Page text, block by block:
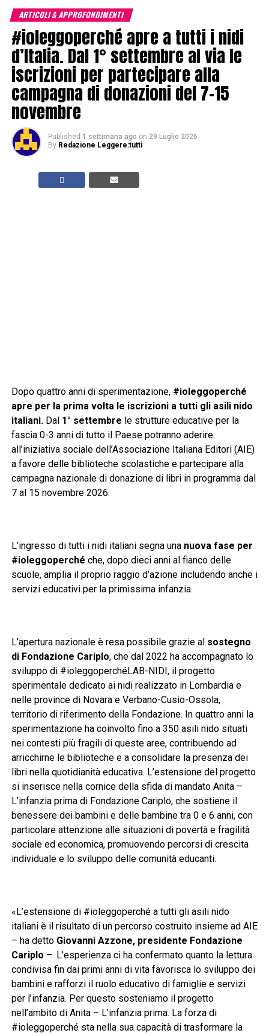
ARTICOLI & APPROFONDIMENTI
#ioleggoperché apre a tutti i nidi
d’Italia. Dal 1° settembre al via le
iscrizioni per partecipare alla
campagna di donazioni del 7-15
novembre
Published 1 settimana ago on 29 Luglio 2026
By Redazione Leggere:tutti
Dopo quattro anni di sperimentazione, #ioleggoperché
apre per la prima volta le iscrizioni a tutti gli asili nido
italiani.Dal 1° settembre le strutture educative per la
fascia 0-3 anni di tutto il Paese potranno aderire
all’iniziativa sociale dell’Associazione Italiana Editori (AIE)
a favore delle biblioteche scolastiche e partecipare alla
campagna nazionale di donazione di libri in programma dal
7 al 15 novembre 2026.
L’ingresso di tutti i nidi italiani segna una nuova fase per
#ioleggoperché che, dopo dieci anni al fianco delle
scuole, amplia il proprio raggio d’azione includendo anche i
servizi educativi per la primissima infanzia.
L’apertura nazionale è resa possibile grazie al sostegno
di Fondazione Cariplo, che dal 2022 ha accompagnato lo
sviluppo di #ioleggoperchéLAB-NIDI, il progetto
sperimentale dedicato ai nidi realizzato in Lombardia e
nelle province di Novara e Verbano-Cusio-Ossola,
territorio di riferimento della Fondazione. In quattro anni la
sperimentazione ha coinvolto fino a 350 asili nido situati
nei contesti più fragili di queste aree, contribuendo ad
arricchirne le biblioteche e a consolidare la presenza dei
libri nella quotidianità educativa. L’estensione del progetto
si inserisce nella cornice della sfida di mandato Anita –
L’infanzia prima di Fondazione Cariplo, che sostiene il
benessere dei bambini e delle bambine tra 0 e 6 anni, con
particolare attenzione alle situazioni di povertà e fragilità
sociale ed economica, promuovendo percorsi di crescita
individuale e lo sviluppo delle comunità educanti.
«L’estensione di #ioleggoperché a tutti gli asili nido
italiani è il risultato di un percorso costruito insieme ad AIE
– ha detto Giovanni Azzone, presidente Fondazione
Cariplo –. L’esperienza ci ha confermato quanto la lettura
condivisa fin dai primi anni di vita favorisca lo sviluppo dei
bambini e rafforzi il ruolo educativo di famiglie e servizi
per l’infanzia. Per questo sosteniamo il progetto
nell’ambito di Anita – L’infanzia prima. La forza di
#ioleggoperché sta nella sua capacità di trasformare la